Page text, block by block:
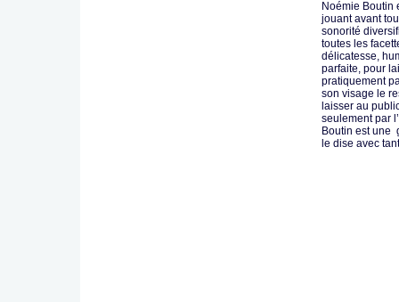
Noémie Boutin
jouant avant
sonorité
toutes les
délicatesse,
parfaite, pour
pratiquement
son visage le
laisser au
seulement par
Boutin est une
le dise avec